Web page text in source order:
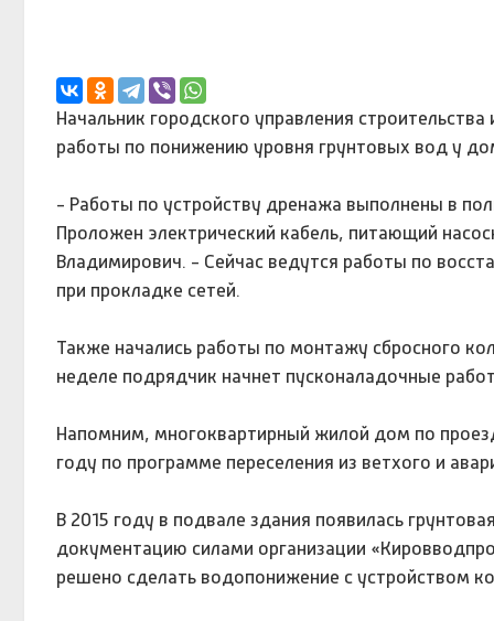
Начальник городского управления
работы по понижению уровня грунтовых вод у
- Работы по устройству дренажа выполнены в
Проложен электрический кабель, питающий
Владимирович. - Сейчас ведутся работы по
при прокладке сетей.
Также начались работы по монтажу сбросного
неделе подрядчик начнет пусконаладочные
Напомним, многоквартирный жилой дом по
году по программе переселения из ветхого и
В 2015 году в подвале здания появилась
документацию силами организации
решено сделать водопонижение с устройством